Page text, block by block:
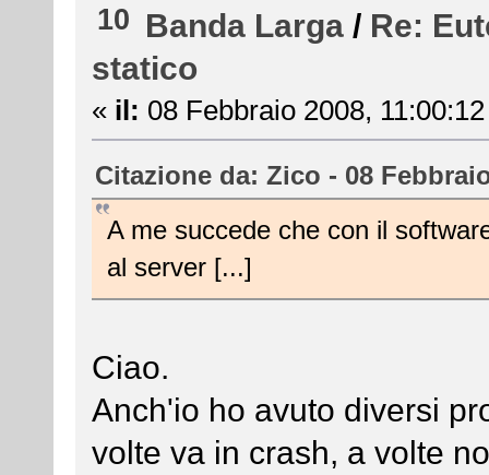
10 Banda Larga / Re:
statico
« il: 08 Febbraio 2008,
Citazione da: Zico - 08
A me succede che con il
al server [...]
Ciao.
Anch'io ho avuto diversi
volte va in crash, a volte